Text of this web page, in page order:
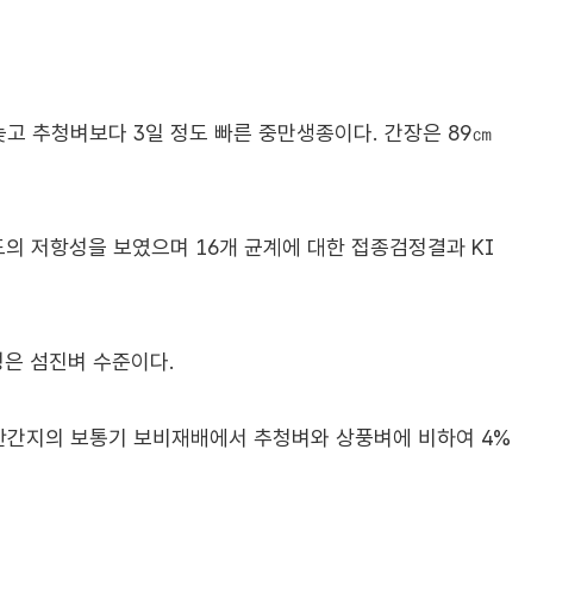
추청벼보다 3일 정도 빠른 중만생종이다. 간장은 89㎝
저항성을 보였으며 16개 균계에 대한 접종검정결과 KI
섬진벼 수준이다.
지의 보통기 보비재배에서 추청벼와 상풍벼에 비하여 4%